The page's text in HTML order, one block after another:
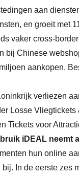
aan
en groeit met
vaker cross-
bij Chinese
aankopen.
verliezen
Losse
Tickets voor
iDEAL neemt
hun online
In de eerste